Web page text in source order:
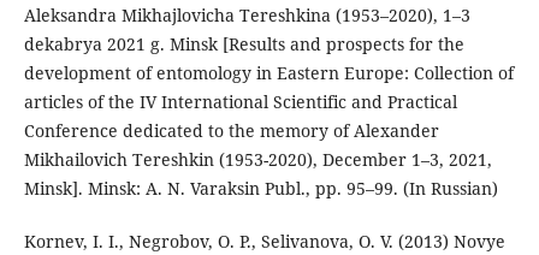
Aleksandra Mikhajlovicha Tereshkina (1953–2020), 1–3
dekabrya 2021 g. Minsk [Results and prospects for the
development of entomology in Eastern Europe: Collection of
articles of the IV International Scientific and Practical
Conference dedicated to the memory of Alexander
Mikhailovich Tereshkin (1953-2020), December 1–3, 2021,
Minsk]. Minsk: A. N. Varaksin Publ., pp. 95–99. (In Russian)
Kornev, I. I., Negrobov, O. P., Selivanova, O. V. (2013) Novye